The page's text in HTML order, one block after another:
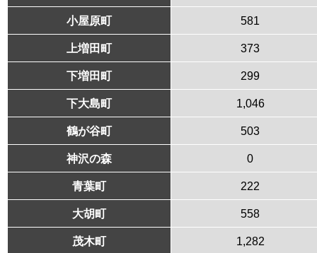
小屋原町 581
上増田町 373
下増田町 299
下大島町 1,046
鶴が谷町 503
神沢の森 0
青葉町 222
大胡町 558
茂木町 1,282